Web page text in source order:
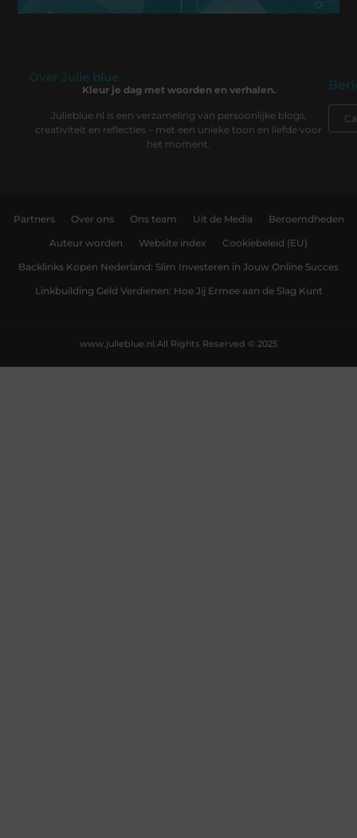
Over Julie blue
Kleur je dag met woorden en verhalen.
Julieblue.nl is een verzameling van persoonlijke blogs,
creativiteit en reflecties – met een unieke toon en liefde voor
het moment.
Partners Over ons Ons team Uit de Media Beroemdheden
Auteur worden Website index Cookiebeleid (EU)
Backlinks Kopen Nederland: Slim Investeren in Jouw Online Succes
Linkbuilding Geld Verdienen: Hoe Jij Ermee aan de Slag Kunt
All Rights Reserved © 2025
www.julieblue.nl.